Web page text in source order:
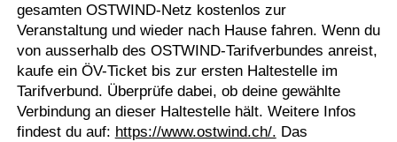
gesamten OSTWIND-Netz kostenlos zur
Veranstaltung und wieder nach Hause fahren. Wenn du
von ausserhalb des OSTWIND-Tarifverbundes anreist,
kaufe ein ÖV-Ticket bis zur ersten Haltestelle im
Tarifverbund. Überprüfe dabei, ob deine gewählte
Verbindung an dieser Haltestelle hält. Weitere Infos
findest du auf: https://www.ostwind.ch/. Das